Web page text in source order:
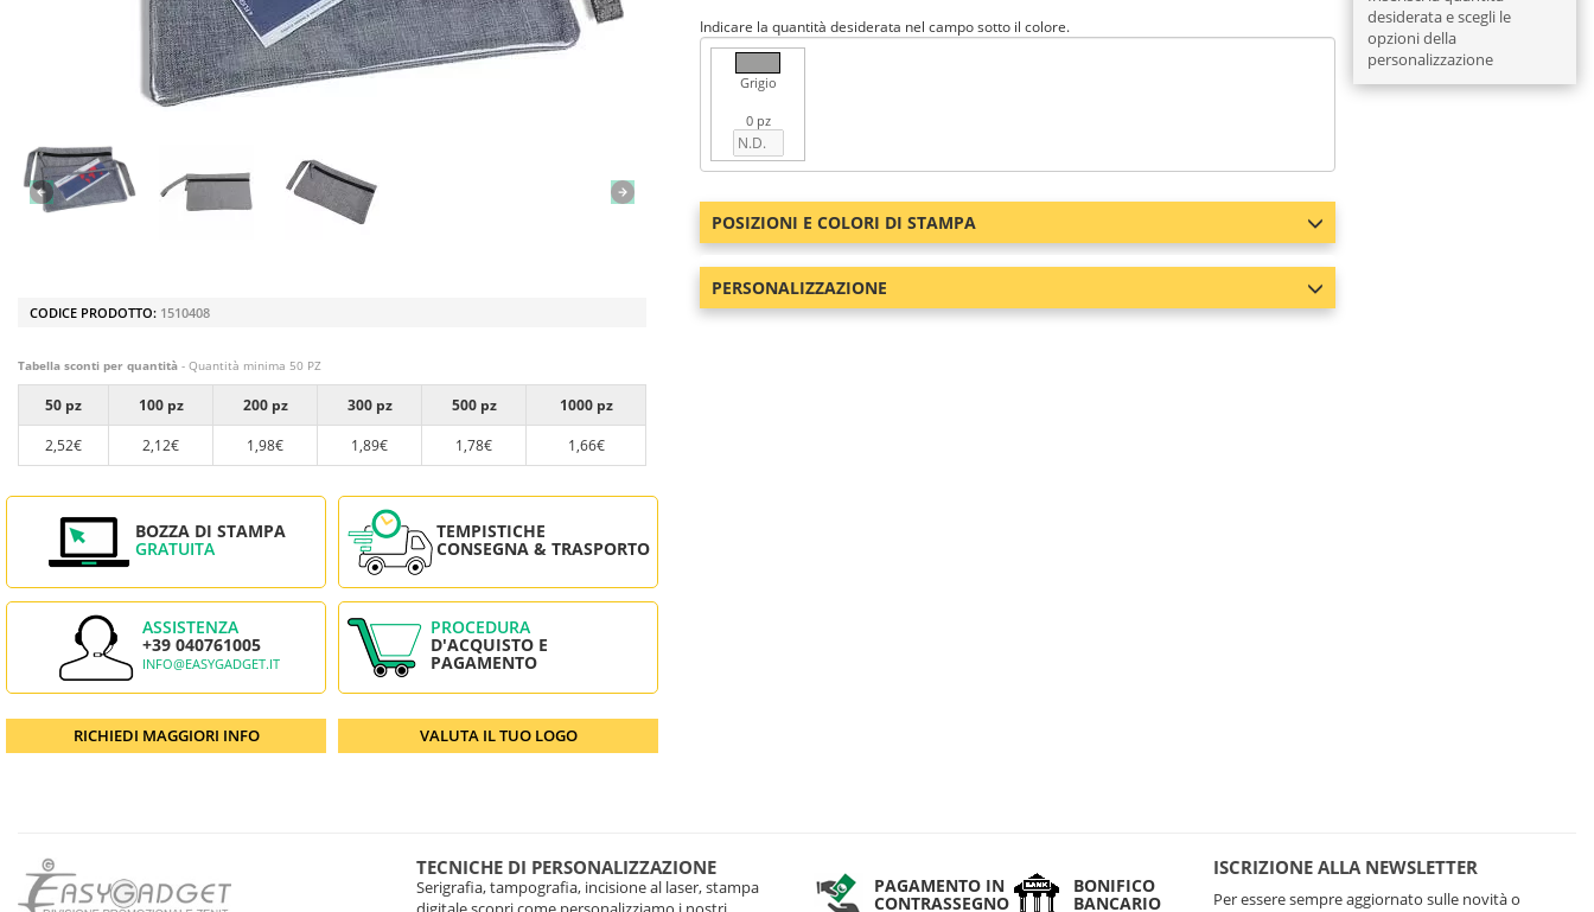
CODICE PRODOTTO: 1510408
Tabella sconti per quantità - Quantità minima 50 PZ
50 pz 100 pz 200 pz 300 pz 500 pz
1000 pz
2,52€
2,12€ 1,98€ 1,89€ 1,78€ 1,66€
BOZZA DI STAMPA
GRATUITA
TEMPISTICHE
CONSEGNA & TRASPORTO
ASSISTENZA
+39 040761005
INFO@EASYGADGET.IT
PROCEDURA
D'ACQUISTO E
PAGAMENTO
RICHIEDI MAGGIORI INFO VALUTA IL TUO LOGO
Indicare la quantità desiderata nel campo sotto il colore.
Grigio
0 pz
POSIZIONI E COLORI DI STAMPA
PERSONALIZZAZIONE
desiderata e scegli le
opzioni della
personalizzazione
TECNICHE DI PERSONALIZZAZIONE
Serigrafia, tampografia, incisione al laser, stampa
PAGAMENTO IN
CONTRASSEGNO
BONIFICO
BANCARIO
ISCRIZIONE ALLA NEWSLETTER
Per essere sempre aggiornato sulle novità o